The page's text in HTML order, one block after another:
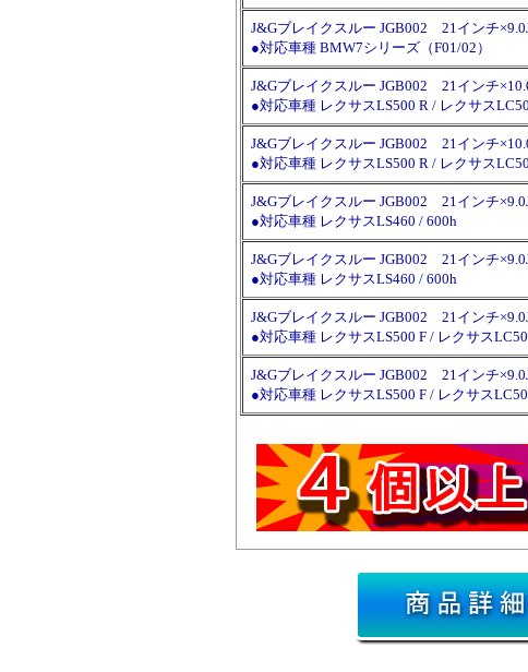
J&Gブレイクスルー JGB002 21インチ
●対応車種 BMW7シリーズ（F01/02）
J&Gブレイクスルー JGB002 21インチ
●対応車種 レクサスLS500 R / レクサス
J&Gブレイクスルー JGB002 21インチ
●対応車種 レクサスLS500 R / レクサス
J&Gブレイクスルー JGB002 21インチ×9.0J
●対応車種 レクサスLS460 / 600h
J&Gブレイクスルー JGB002 21インチ
●対応車種 レクサスLS460 / 600h
J&Gブレイクスルー JGB002 21インチ×9.0J
●対応車種 レクサスLS500 F / レクサス
J&Gブレイクスルー JGB002 21インチ
●対応車種 レクサスLS500 F / レクサス